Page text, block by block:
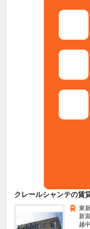
クレールシャンテの賃
東
新
越